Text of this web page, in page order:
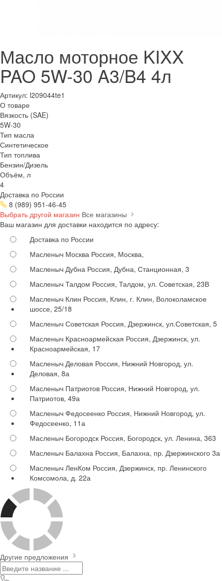
Масло моторное KIXX
PAO 5W-30 A3/B4 4л
Артикул: l209044te1
О товаре
Вязкость (SAE)
5W-30
Тип масла
Синтетическое
Тип топлива
Бензин/Дизель
Объём, л
4
Доставка по России
8 (989) 951-46-45
Выбрать другой магазин Все магазины
Ваш магазин для доставки находится по адресу:
Доставка по России
Масленыч Москва Россия, Москва,
Масленыч Дубна Россия, Дубна, Станционная, 3
Масленыч Талдом Россия, Талдом, ул. Советская, 23В
Масленыч Клин Россия, Клин, г. Клин, Волоколамское
шоссе, 25/18
Масленыч Советская Россия, Дзержинск, ул.Советская, 5
Масленыч Красноармейская Россия, Дзержинск, ул.
Красноармейская, 17
Масленыч Деловая Россия, Нижний Новгород, ул.
Деловая, 8а
Масленыч Патриотов Россия, Нижний Новгород, ул.
Патриотов, 49а
Масленыч Федосеенко Россия, Нижний Новгород, ул.
Федосеенко, 11а
Масленыч Богородск Россия, Богородск, ул. Ленина, 363
Масленыч Балахна Россия, Балахна, пр. Дзержинского 3а
Масленыч ЛенКом Россия, Дзержинск, пр. Ленинского
Комсомола, д. 22а
Другие предложения